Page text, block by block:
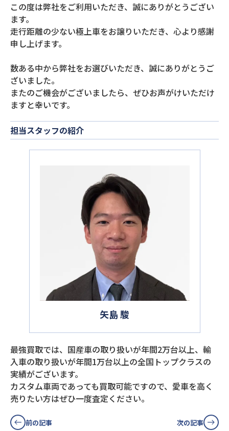
この度は弊社をご利用いただき、誠にありがとうござい
ます。
走行距離の少ない極上車をお譲りいただき、心より感謝
申し上げます。
数ある中から弊社をお選びいただき、誠にありがとうご
ざいました。
またのご機会がございましたら、ぜひお声がけいただけ
ますと幸いです。
担当スタッフの紹介
矢島 駿
最強買取では、国産車の取り扱いが年間2万台以上、輸
入車の取り扱いが年間1万台以上の全国トップクラスの
実績がございます。
カスタム車両であっても買取可能ですので、愛車を高く
売りたい方はぜひ一度査定ください。
前の記事 次の記事